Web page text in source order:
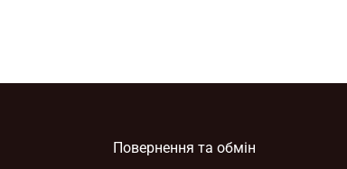
Повернення та обмін